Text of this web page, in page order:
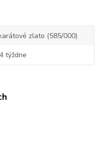
zlato (585/000)
týždne